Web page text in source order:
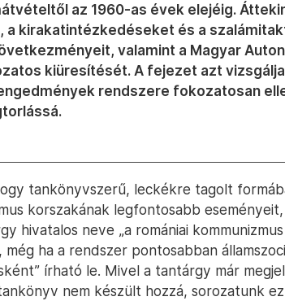
az 1960-as évek elejéig.
kirakatintézkedéseket és a
valamint a Magyar
kiüresítését. A fejezet azt
rendszere fokozatosan
tankönyvszerű, leckékre tagolt
korszakának legfontosabb
hivatalos neve „a romániai
még ha a rendszer pontosabban
írható le. Mivel a tantárgy már
nem készült hozzá, sorozatunk